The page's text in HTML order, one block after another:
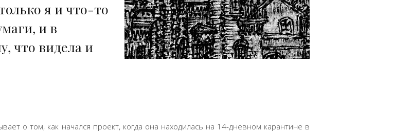
я и что-то
и в
что видела и
о том, как начался проект, когда она находилась на 14-дневном карантине в